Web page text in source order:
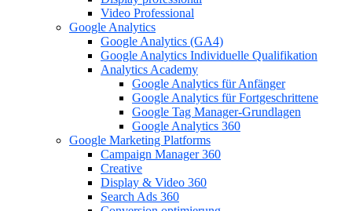
Video Professional
Google Analytics
Google Analytics (GA4)
Google Analytics Individuelle Qualifikation
Analytics Academy
Google Analytics für Anfänger
Google Analytics für Fortgeschrittene
Google Tag Manager-Grundlagen
Google Analytics 360
Google Marketing Platforms
Campaign Manager 360
Creative
Display & Video 360
Search Ads 360